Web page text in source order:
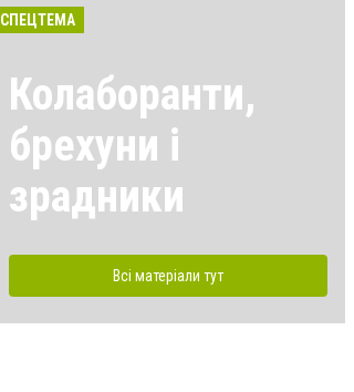
СПЕЦТЕМА
Колаборанти,
брехуни і
зрадники
Всі матеріали тут